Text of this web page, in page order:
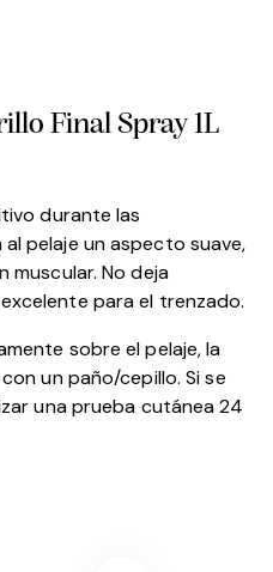
Final Spray 1L
durante las
pelaje un aspecto suave,
muscular. No deja
para el trenzado.
sobre el pelaje, la
un paño/cepillo. Si se
una prueba cutánea 24